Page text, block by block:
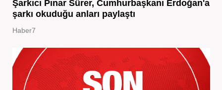
Şarkıcı Pınar Sürer, Cumhurbaşkanı Erdoğan'a
şarkı okuduğu anları paylaştı
Haber7